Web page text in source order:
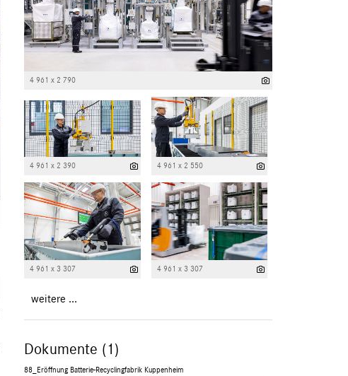
4 961 x 2 790
4 961 x 2 390 4 961 x 2 550
4 961 x 3 307 4 961 x 3 307
weitere ...
Dokumente (1)
88_Eröffnung Batterie-Recyclingfabrik Kuppenheim